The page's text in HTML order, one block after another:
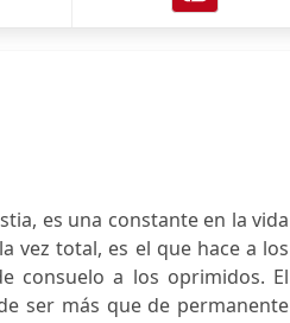
es una constante en la vida
vez total, es el que hace a los
consuelo a los oprimidos. El
ser más que de permanente